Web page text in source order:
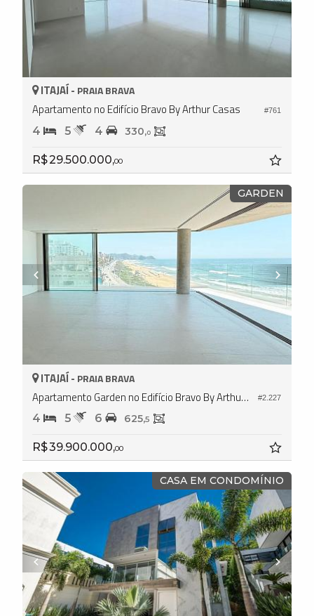
#761
ITAJAÍ - PRAIA BRAVA
Apartamento no Edifício Bravo By Arthur Casas
4 5 4 330,0
R$ 29.500.000,00
GARDEN
#2.227
ITAJAÍ - PRAIA BRAVA
Apartamento Garden no Edifício Bravo By Arthur Casas
4 5 6 625,5
R$ 39.900.000,00
CASA EM CONDOMÍNIO